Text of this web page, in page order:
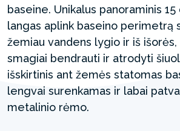
baseine. Unikalus panoraminis
langas aplink baseino perimetrą
žemiau vandens lygio ir iš
smagiai bendrauti ir atrodyti
išskirtinis ant žemės statomas
lengvai surenkamas ir labai
metalinio rėmo.